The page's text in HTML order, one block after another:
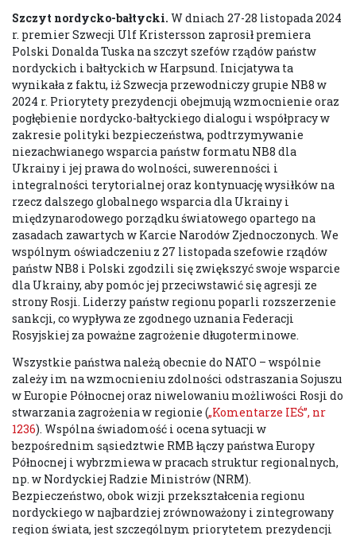
Szczyt nordycko-bałtycki. W dniach 27-28 listopada 2024
r. premier Szwecji Ulf Kristersson zaprosił premiera
Polski Donalda Tuska na szczyt szefów rządów państw
nordyckich i bałtyckich w Harpsund. Inicjatywa ta
wynikała z faktu, iż Szwecja przewodniczy grupie NB8 w
2024 r. Priorytety prezydencji obejmują wzmocnienie oraz
pogłębienie nordycko-bałtyckiego dialogu i współpracy w
zakresie polityki bezpieczeństwa, podtrzymywanie
niezachwianego wsparcia państw formatu NB8 dla
Ukrainy i jej prawa do wolności, suwerenności i
integralności terytorialnej oraz kontynuację wysiłków na
rzecz dalszego globalnego wsparcia dla Ukrainy i
międzynarodowego porządku światowego opartego na
zasadach zawartych w Karcie Narodów Zjednoczonych. We
wspólnym oświadczeniu z 27 listopada szefowie rządów
państw NB8 i Polski zgodzili się zwiększyć swoje wsparcie
dla Ukrainy, aby pomóc jej przeciwstawić się agresji ze
strony Rosji. Liderzy państw regionu poparli rozszerzenie
sankcji, co wypływa ze zgodnego uznania Federacji
Rosyjskiej za poważne zagrożenie długoterminowe.
Wszystkie państwa należą obecnie do NATO – wspólnie
zależy im na wzmocnieniu zdolności odstraszania Sojuszu
w Europie Północnej oraz niwelowaniu możliwości Rosji do
stwarzania zagrożenia w regionie („Komentarze IEŚ”, nr
1236). Wspólna świadomość i ocena sytuacji w
bezpośrednim sąsiedztwie RMB łączy państwa Europy
Północnej i wybrzmiewa w pracach struktur regionalnych,
np. w Nordyckiej Radzie Ministrów (NRM).
Bezpieczeństwo, obok wizji przekształcenia regionu
nordyckiego w najbardziej zrównoważony i zintegrowany
region świata, jest szczególnym priorytetem prezydencji